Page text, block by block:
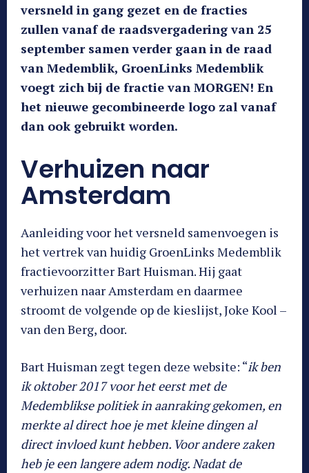
versneld in gang gezet en de fracties
zullen vanaf de raadsvergadering van 25
september samen verder gaan in de raad
van Medemblik, GroenLinks Medemblik
voegt zich bij de fractie van MORGEN! En
het nieuwe gecombineerde logo zal vanaf
dan ook gebruikt worden.
Verhuizen naar
Amsterdam
Aanleiding voor het versneld samenvoegen is
het vertrek van huidig GroenLinks Medemblik
fractievoorzitter Bart Huisman. Hij gaat
verhuizen naar Amsterdam en daarmee
stroomt de volgende op de kieslijst, Joke Kool –
van den Berg, door.
Bart Huisman zegt tegen deze website: “ik ben
ik oktober 2017 voor het eerst met de
Medemblikse politiek in aanraking gekomen, en
merkte al direct hoe je met kleine dingen al
direct invloed kunt hebben. Voor andere zaken
heb je een langere adem nodig. Nadat de